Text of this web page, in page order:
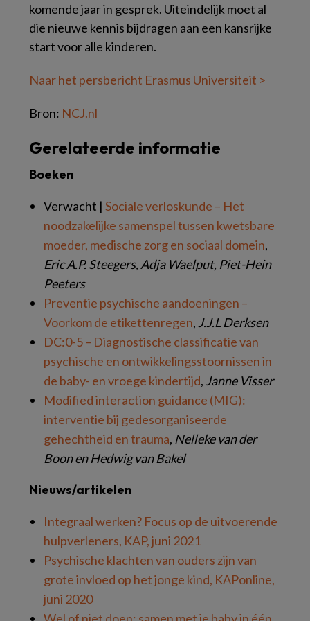
komende jaar in gesprek. Uiteindelijk moet al
die nieuwe kennis bijdragen aan een kansrijke
start voor alle kinderen.
Naar het persbericht Erasmus Universiteit >
Bron: NCJ.nl
Gerelateerde informatie
Boeken
Verwacht | Sociale verloskunde – Het
noodzakelijke samenspel tussen kwetsbare
moeder, medische zorg en sociaal domein,
Eric A.P. Steegers, Adja Waelput, Piet-Hein
Peeters
Preventie psychische aandoeningen –
Voorkom de etikettenregen, J.J.L Derksen
DC:0-5 – Diagnostische classificatie van
psychische en ontwikkelingsstoornissen in
de baby- en vroege kindertijd, Janne Visser
Modified interaction guidance (MIG):
interventie bij gedesorganiseerde
gehechtheid en trauma, Nelleke van der
Boon en Hedwig van Bakel
Nieuws/artikelen
Integraal werken? Focus op de uitvoerende
hulpverleners, KAP, juni 2021
Psychische klachten van ouders zijn van
grote invloed op het jonge kind, KAPonline,
juni 2020